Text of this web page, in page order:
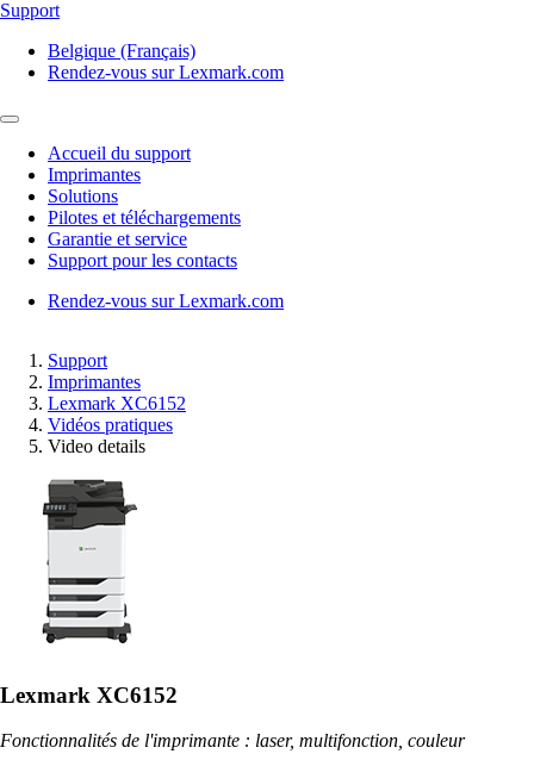
Support
Belgique (Français)
Rendez-vous sur Lexmark.com
Accueil du support
Imprimantes
Solutions
Pilotes et téléchargements
Garantie et service
Support pour les contacts
Rendez-vous sur Lexmark.com
Support
Imprimantes
Lexmark XC6152
Vidéos pratiques
Video details
Lexmark XC6152
Fonctionnalités de l'imprimante : laser, multifonction, couleur